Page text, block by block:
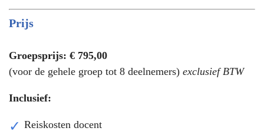
Prijs
Groepsprijs: € 795,00
(voor de gehele groep tot 8 deelnemers) exclusief BTW
Inclusief:
Reiskosten docent